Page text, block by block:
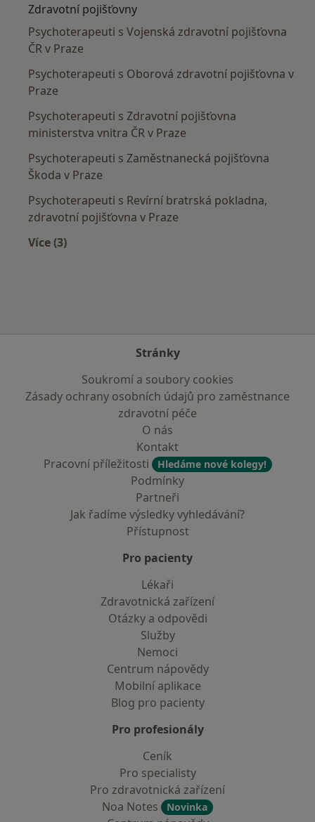
Zdravotní pojišťovny
Psychoterapeuti s Vojenská zdravotní pojišťovna
ČR v Praze
Psychoterapeuti s Oborová zdravotní pojišťovna v
Praze
Psychoterapeuti s Zdravotní pojišťovna
ministerstva vnitra ČR v Praze
Psychoterapeuti s Zaměstnanecká pojišťovna
Škoda v Praze
Psychoterapeuti s Revírní bratrská pokladna,
zdravotní pojišťovna v Praze
Více (3)
Stránky
Soukromí a soubory cookies
Zásady ochrany osobních údajů pro zaměstnance
zdravotní péče
O nás
Kontakt
Pracovní příležitosti
Hledáme nové kolegy!
Podmínky
Partneři
Jak řadíme výsledky vyhledávání?
Přístupnost
Pro pacienty
Lékaři
Zdravotnická zařízení
Otázky a odpovědi
Služby
Nemoci
Centrum nápovědy
Mobilní aplikace
Blog pro pacienty
Pro profesionály
Ceník
Pro specialisty
Pro zdravotnická zařízení
Noa Notes
Novinka